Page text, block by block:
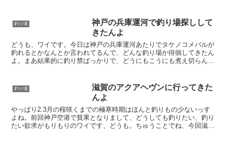
釣り場
神戸の兵庫運河で釣り場探しして
きたんよ
どうも、ワイです。今日は神戸の兵庫運河あたりでタケノコメバルが
釣れるとかなんとか言われてるんで、どんな釣り場か徘徊してきたん
よ。まあ結果的に釣り禁ばっかりで、どうにもこうにも煮え切らん感
釣り場
滋賀のアクアヘヴンに行ってきた
んよ
やっぱり2.3月の桜咲くまでの極寒時期はほんと釣りもの少ないっす
よね。前回神戸空港で貧果となりまして、どうしても釣りたい、釣り
たい欲求がもりもりのワイです、どうも。ちゅうことでね、今回滋賀